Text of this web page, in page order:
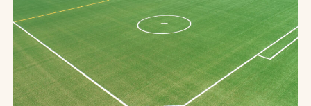
施工・管理実績一覧
会社概要
採用情報
検索